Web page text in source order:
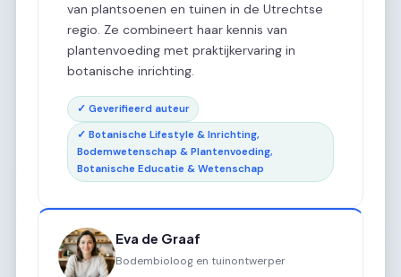
van plantsoenen en tuinen in de Utrechtse
regio. Ze combineert haar kennis van
plantenvoeding met praktijkervaring in
botanische inrichting.
✓ Geverifieerd auteur
✓ Botanische Lifestyle & Inrichting,
Bodemwetenschap & Plantenvoeding,
Botanische Educatie & Wetenschap
Eva de Graaf
Bodembioloog en tuinontwerper